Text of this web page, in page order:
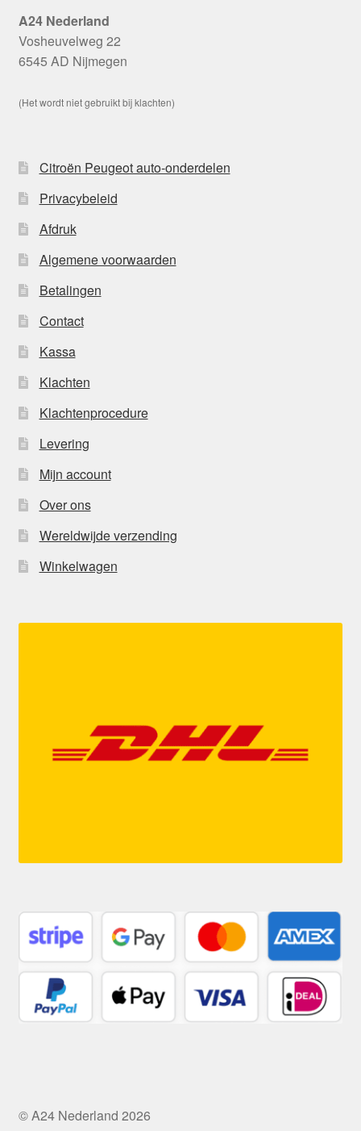
A24 Nederland
Vosheuvelweg 22
6545 AD Nijmegen
(Het wordt niet gebruikt bij klachten)
Citroën Peugeot auto-onderdelen
Privacybeleid
Afdruk
Algemene voorwaarden
Betalingen
Contact
Kassa
Klachten
Klachtenprocedure
Levering
Mijn account
Over ons
Wereldwijde verzending
Winkelwagen
© A24 Nederland 2026